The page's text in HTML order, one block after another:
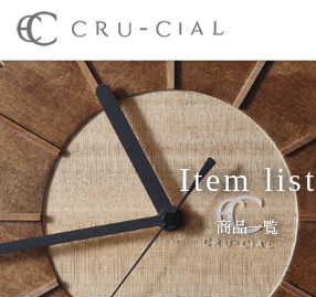
Item list
商品一覧